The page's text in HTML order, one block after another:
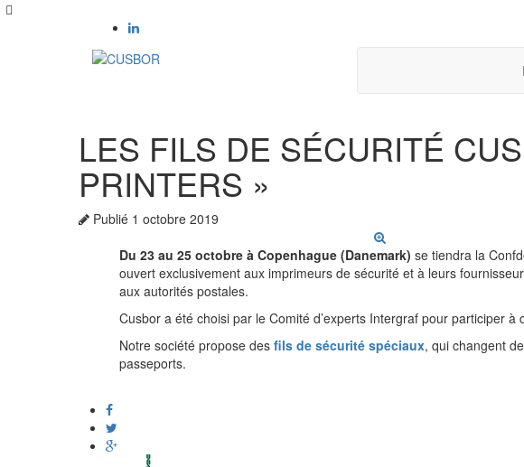
LES FILS DE SÉCURITÉ
PRINTERS »
Publié 1 octobre 2019
Du 23 au 25 octobre à Copenhague (Danemark) se tiendra la
ouvert exclusivement aux imprimeurs de sécurité et à leurs
aux autorités postales.
Cusbor a été choisi par le Comité d’experts Intergraf pour participer
Notre société propose des fils de sécurité spéciaux, qui changent
passeports.